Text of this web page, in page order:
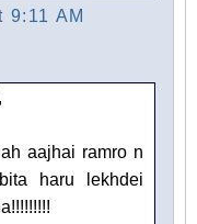
9:11 AM
aajhai ramro n
haru lekhdei